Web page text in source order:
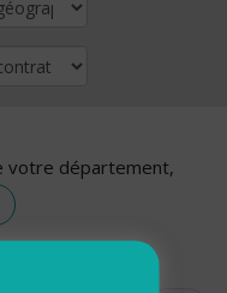
votre département,